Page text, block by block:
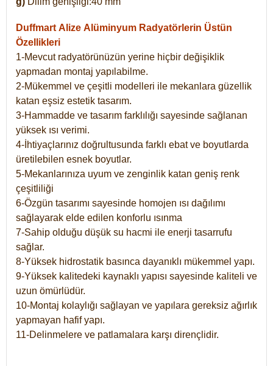
Duffmart Alize Alüminyum Radyatörlerin Üstün
Özellikleri
1-Mevcut radyatörünüzün yerine hiçbir değişiklik
yapmadan montaj yapılabilme.
2-Mükemmel ve çeşitli modelleri ile mekanlara güzellik
katan eşsiz estetik tasarım.
3-Hammadde ve tasarım farklılığı sayesinde sağlanan
yüksek ısı verimi.
4-İhtiyaçlarınız doğrultusunda farklı ebat ve boyutlarda
üretilebilen esnek boyutlar.
5-Mekanlarınıza uyum ve zenginlik katan geniş renk
çeşitliliği
6-Özgün tasarımı sayesinde homojen ısı dağılımı
sağlayarak elde edilen konforlu ısınma
7-Sahip olduğu düşük su hacmi ile enerji tasarrufu
sağlar.
8-Yüksek hidrostatik basınca dayanıklı mükemmel yapı.
9-Yüksek kalitedeki kaynaklı yapısı sayesinde kaliteli ve
uzun ömürlüdür.
10-Montaj kolaylığı sağlayan ve yapılara gereksiz ağırlık
yapmayan hafif yapı.
11-Delinmelere ve patlamalara karşı dirençlidir.